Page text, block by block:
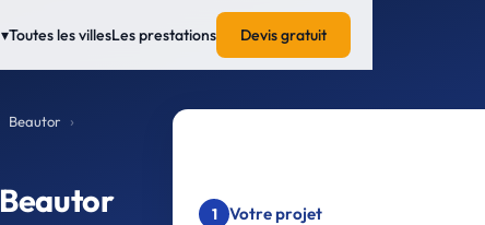
Toutes les villesLes prestations Devis gratuit
Beautor
1 Votre projet